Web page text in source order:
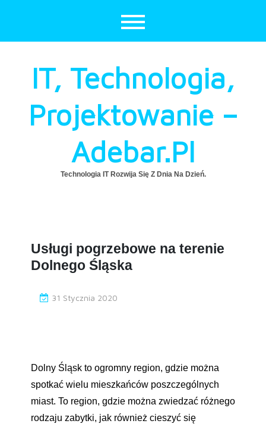
IT, Technologia,
Projektowanie –
Adebar.pl
Technologia IT Rozwija Się Z Dnia Na Dzień.
Usługi pogrzebowe na terenie
Dolnego Śląska
31 Stycznia 2020
Dolny Śląsk to ogromny region, gdzie można
spotkać wielu mieszkańców poszczególnych
miast. To region, gdzie można zwiedzać różnego
rodzaju zabytki, jak również cieszyć się